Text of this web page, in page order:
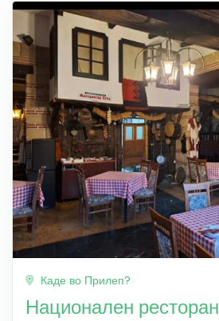
Каде во Прилеп?
Национален ресторан